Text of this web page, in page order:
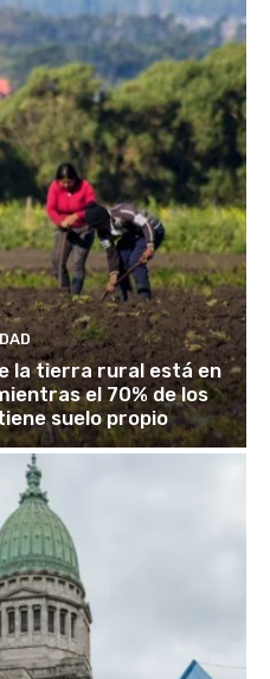
la tierra rural está en
el 70% de los
suelo propio